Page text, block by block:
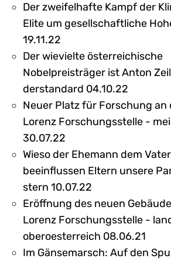
Der zweifelhafte Kampf der
Elite um gesellschaftliche
19.11.22
Der wievielte österreichische
Nobelpreisträger ist Anton
derstandard 04.10.22
Neuer Platz für Forschung an
Lorenz Forschungsstelle -
30.07.22
Wieso der Ehemann dem
beeinflussen Eltern unsere
stern 10.07.22
Eröffnung des neuen
Lorenz Forschungsstelle -
oberoesterreich 08.06.21
Im Gänsemarsch: Auf den